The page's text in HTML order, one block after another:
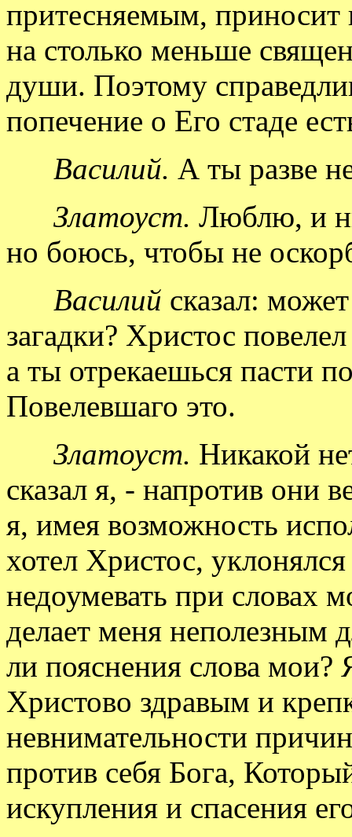
притесняемым,
на столько меньше
души. Поэтому
попечение о Его стаде
Василий. А ты разве
Златоуст. Люблю, и
но боюсь, чтобы не
Василий сказал:
загадки? Христос
а ты отрекаешься пасти
Повелевшаго это.
Златоуст. Никакой
сказал я, - напротив они
я, имея возможность
хотел Христос,
недоумевать при словах
делает меня неполезным
ли пояснения слова
Христово здравым и
невнимательности
против себя Бога,
искупления и спасения